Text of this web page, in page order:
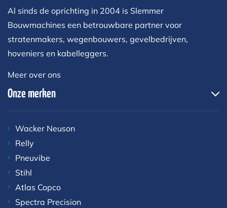
Al sinds de oprichting in 2004 is Slemmer
Bouwmachines een betrouwbare partner voor
stratenmakers, wegenbouwers, gevelbedrijven,
hoveniers en kabelleggers.
Meer over ons
Onze merken
Wacker Neuson
Relly
Pneuvibe
Stihl
Atlas Copco
Spectra Precision